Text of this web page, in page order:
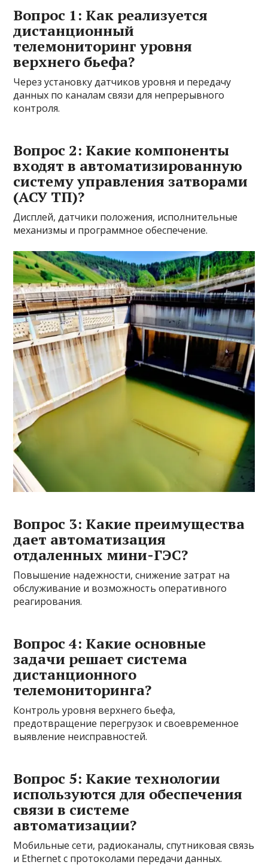
Вопрос 1: Как реализуется
дистанционный
телемониторинг уровня
верхнего бьефа?
Через установку датчиков уровня и передачу
данных по каналам связи для непрерывного
контроля.
Вопрос 2: Какие компоненты
входят в автоматизированную
систему управления затворами
(АСУ ТП)?
Дисплей, датчики положения, исполнительные
механизмы и программное обеспечение.
Вопрос 3: Какие преимущества
дает автоматизация
отдаленных мини-ГЭС?
Повышение надежности, снижение затрат на
обслуживание и возможность оперативного
реагирования.
Вопрос 4: Какие основные
задачи решает система
дистанционного
телемониторинга?
Контроль уровня верхнего бьефа,
предотвращение перегрузок и своевременное
выявление неисправностей.
Вопрос 5: Какие технологии
используются для обеспечения
связи в системе
автоматизации?
Мобильные сети, радиоканалы, спутниковая связь
и Ethernet с протоколами передачи данных.